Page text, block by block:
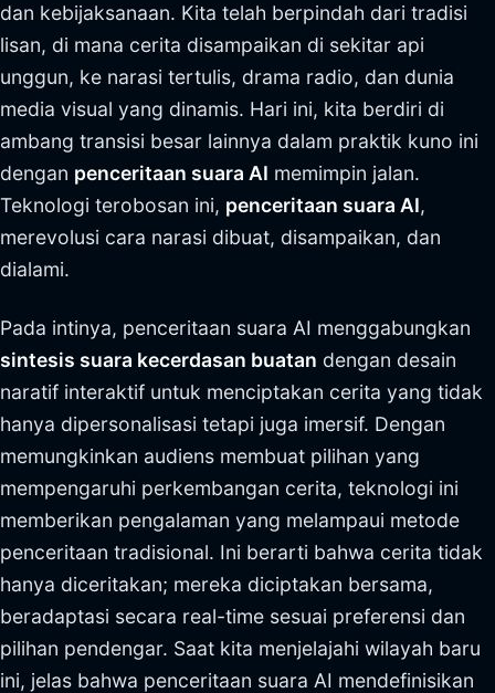
dan kebijaksanaan. Kita telah berpindah dari tradisi
lisan, di mana cerita disampaikan di sekitar api
unggun, ke narasi tertulis, drama radio, dan dunia
media visual yang dinamis. Hari ini, kita berdiri di
ambang transisi besar lainnya dalam praktik kuno ini
dengan penceritaan suara AI memimpin jalan.
Teknologi terobosan ini, penceritaan suara AI,
merevolusi cara narasi dibuat, disampaikan, dan
dialami.
Pada intinya, penceritaan suara AI menggabungkan
sintesis suara kecerdasan buatan dengan desain
naratif interaktif untuk menciptakan cerita yang tidak
hanya dipersonalisasi tetapi juga imersif. Dengan
memungkinkan audiens membuat pilihan yang
mempengaruhi perkembangan cerita, teknologi ini
memberikan pengalaman yang melampaui metode
penceritaan tradisional. Ini berarti bahwa cerita tidak
hanya diceritakan; mereka diciptakan bersama,
beradaptasi secara real-time sesuai preferensi dan
pilihan pendengar. Saat kita menjelajahi wilayah baru
ini, jelas bahwa penceritaan suara AI mendefinisikan